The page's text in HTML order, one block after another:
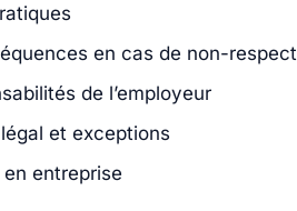
en cas de non-respect
de l’employeur
et exceptions
entreprise